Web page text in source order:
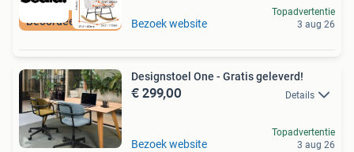
Beoordeeld met 9+ Bezoek website
Topadvertentie
3 aug 26
Designstoel One - Gratis geleverd!
€ 299,00 Details
Bezoek website
Topadvertentie
3 aug 26